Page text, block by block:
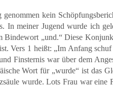
genommen kein
In meiner Jugend wurde ich
Bindewort „und.“ Diese
Vers 1 heißt: „Im Anfang
Finsternis war über dem
Wort für „wurde“ ist das
wurde. Lots Frau war